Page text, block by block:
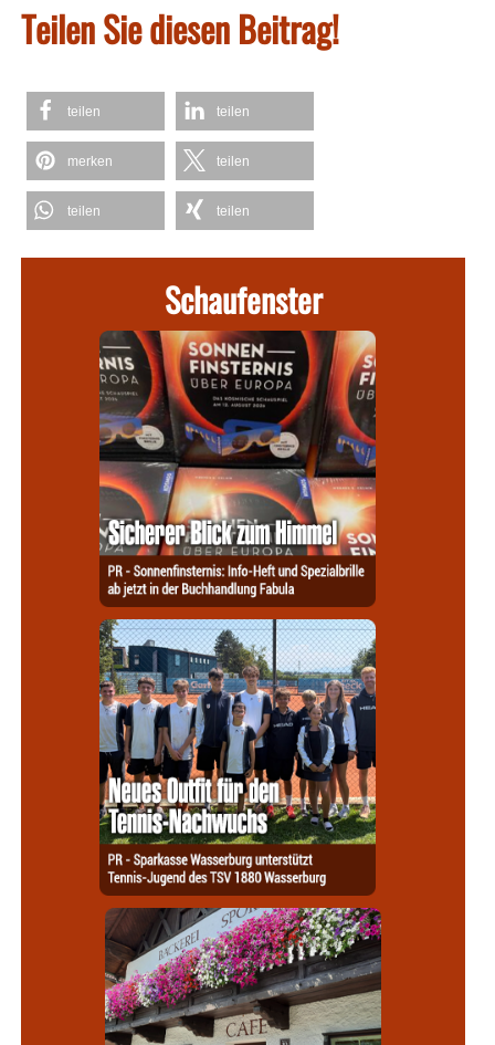
Teilen Sie diesen Beitrag!
teilen teilen
merken teilen
teilen teilen
Schaufenster